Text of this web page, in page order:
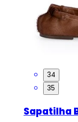
34
35
Sapatilha